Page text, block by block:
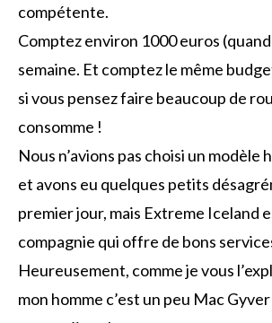
compétente.
Comptez environ 1000 euros
semaine. Et comptez le même
si vous pensez faire beaucoup de
consomme !
Nous n’avions pas choisi un modèle
et avons eu quelques petits
premier jour, mais Extreme Iceland
compagnie qui offre de bons
Heureusement, comme je vous
mon homme c’est un peu Mac